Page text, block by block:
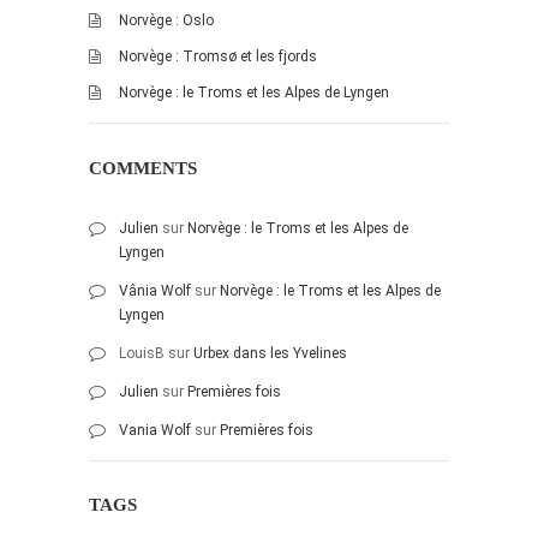
Vânia
ARCHIVES
janvier 2016
octobre 2014
août 2014
janvier 2013
décembre 2012
octobre 2012
août 2012
Norvège : Oslo
Norvège : Tromsø et les fjords
Norvège : le Troms et les Alpes de Lyngen
COMMENTS
Julien sur Norvège : le Troms et les Alpes de
Lyngen
Vânia Wolf sur Norvège : le Troms et les Alpes de
Lyngen
LouisB sur Urbex dans les Yvelines
Julien sur Premières fois
Vania Wolf sur Premières fois
TAGS